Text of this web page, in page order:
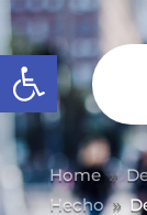
Abrir barra de
Home 9
Hecho 9